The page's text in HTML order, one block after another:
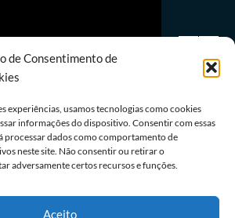
de Consentimento de
experiências, usamos tecnologias como cookies
informações do dispositivo. Consentir com essas
processar dados como comportamento de
neste site. Não consentir ou retirar o
adversamente certos recursos e funções.
Aceito
a Trump números de queda do
Amazônia
2026